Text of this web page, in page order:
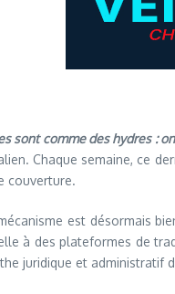
sont comme des hydres :
Chaque semaine, ce
couverture.
est désormais
à des plateformes de
juridique et administratif